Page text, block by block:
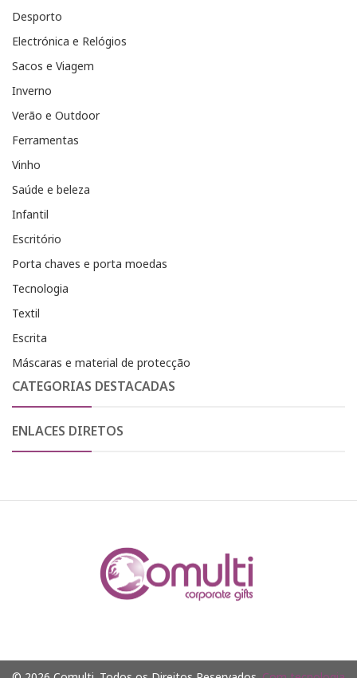
Desporto
Electrónica e Relógios
Sacos e Viagem
Inverno
Verão e Outdoor
Ferramentas
Vinho
Saúde e beleza
Infantil
Escritório
Porta chaves e porta moedas
Tecnologia
Textil
Escrita
Máscaras e material de protecção
CATEGORIAS DESTACADAS
ENLACES DIRETOS